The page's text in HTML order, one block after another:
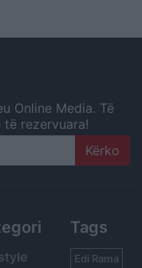
Online Media. Të
rezervuara!
Tags
Edi Rama